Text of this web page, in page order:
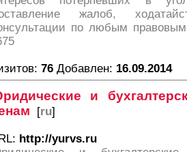
жалоб,
по любым
76 Добавлен: 16.09.2014
и
[ru]
http://yurvs.ru